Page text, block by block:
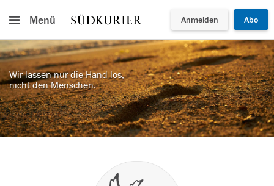
Menü Anmelden Abo
Wir lassen nur die Hand los,
nicht den Menschen.